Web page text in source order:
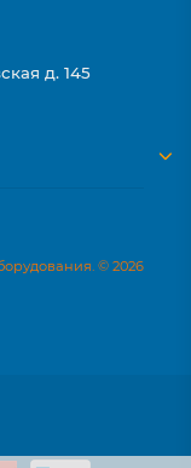
д. 145
© 2026